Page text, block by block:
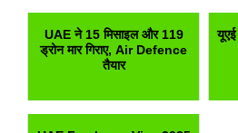
UAE ने 15 मिसाइल और 119
ड्रोन मार गिराए, Air Defence
तैयार
यूएई